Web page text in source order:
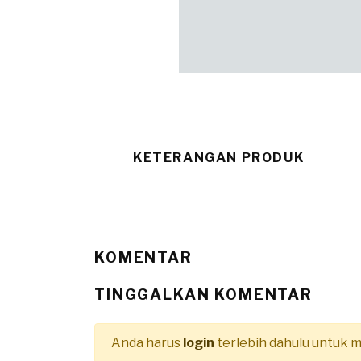
KETERANGAN PRODUK
KOMENTAR
TINGGALKAN KOMENTAR
Anda harus login terlebih dahulu untuk